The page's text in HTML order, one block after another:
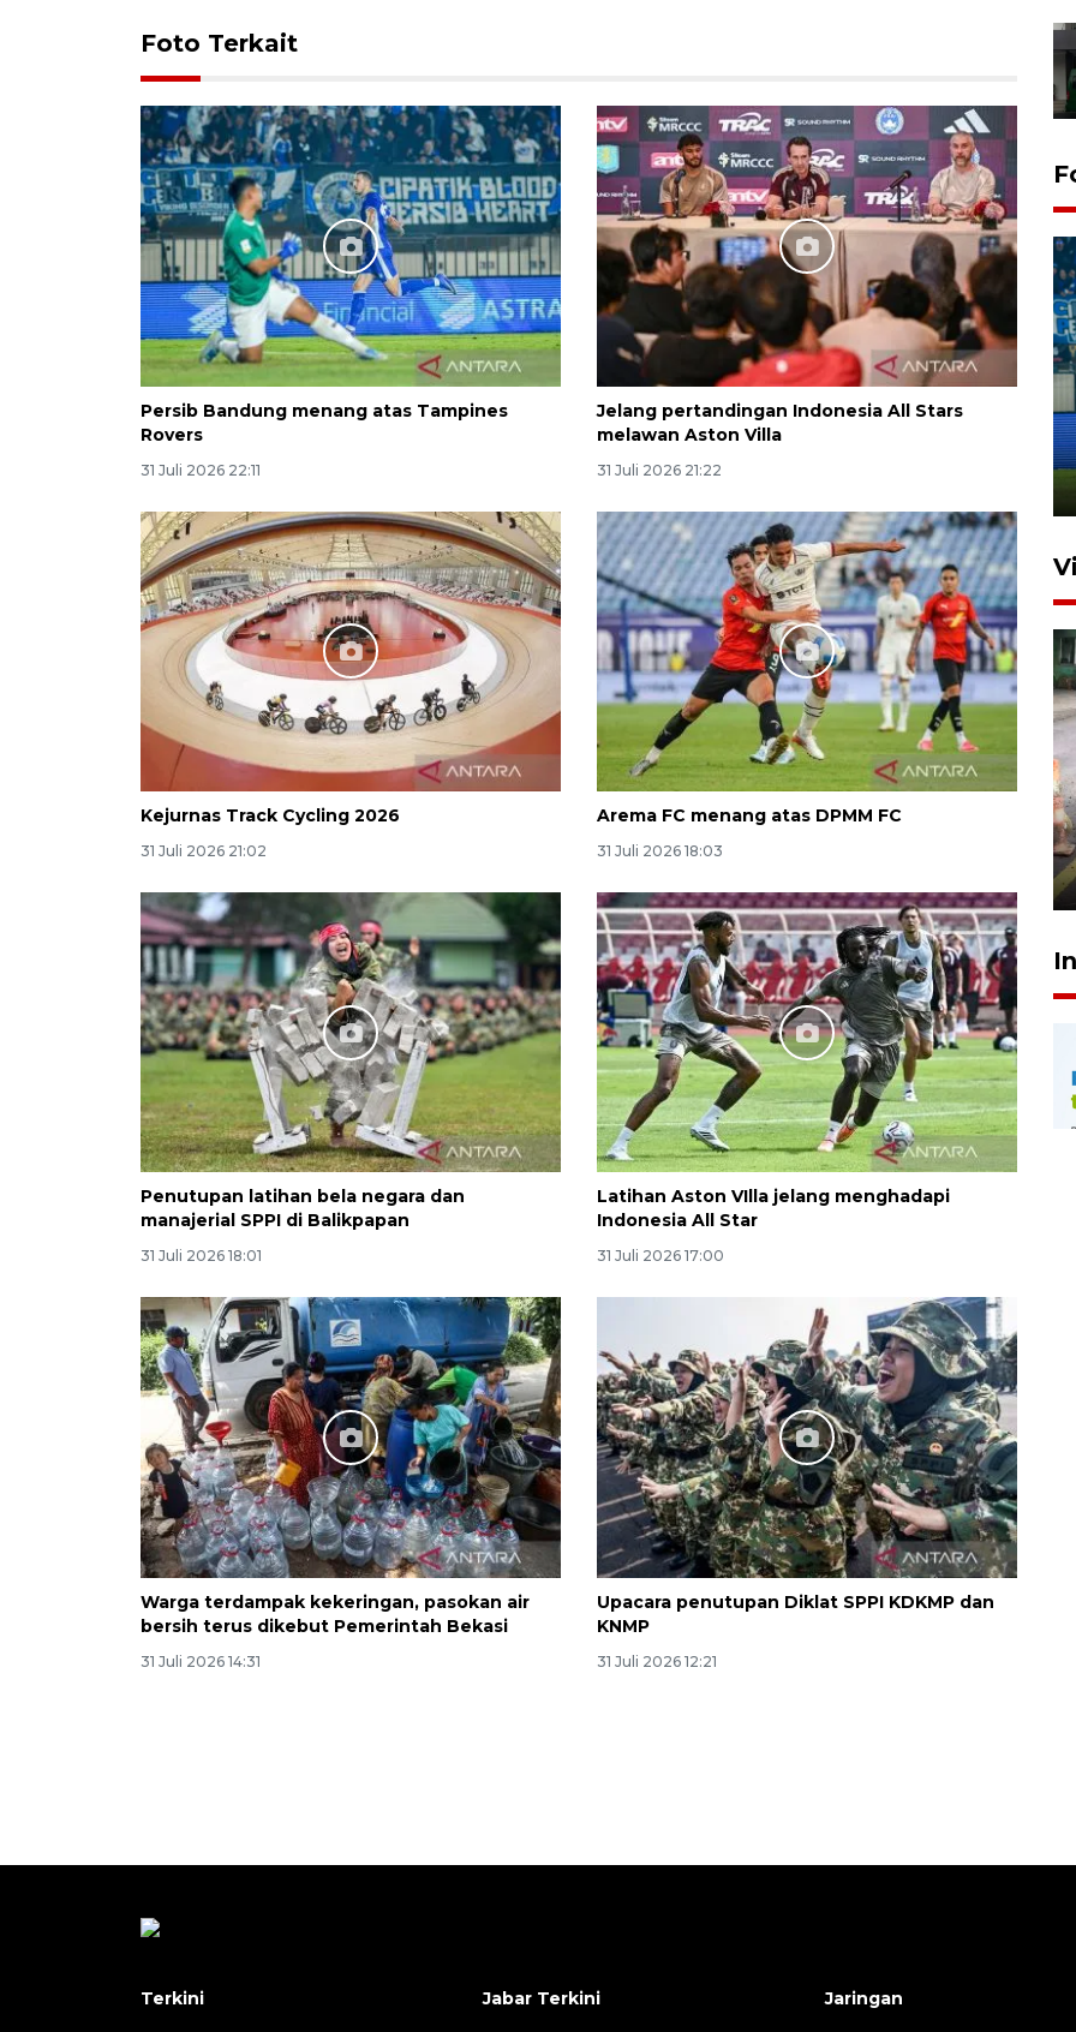
Foto Terkait
Persib Bandung menang atas Tampines
Rovers
31 Juli 2026 22:11
Jelang pertandingan Indonesia All Stars
melawan Aston Villa
31 Juli 2026 21:22
Kejurnas Track Cycling 2026
31 Juli 2026 21:02
Arema FC menang atas DPMM FC
31 Juli 2026 18:03
Penutupan latihan bela negara dan
manajerial SPPI di Balikpapan
31 Juli 2026 18:01
Latihan Aston VIlla jelang menghadapi
Indonesia All Star
31 Juli 2026 17:00
Warga terdampak kekeringan, pasokan air
bersih terus dikebut Pemerintah Bekasi
31 Juli 2026 14:31
Upacara penutupan Diklat SPPI KDKMP dan
KNMP
31 Juli 2026 12:21
Penutupan latihan bela negara
dan manajerial SPPI di
Pigai: Penangkapan begal
tetap kewenangan aparat
penegak hukum
Terkini Jabar Terkini Jaringan